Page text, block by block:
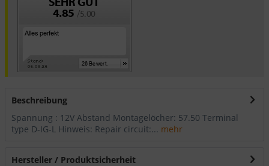
Beschreibung
Spannung : 12V Abstand Montagelöcher: 57.50 Terminal
type D-IG-L Hinweis: Repair circuit:... mehr
Hersteller / Produktsicherheit